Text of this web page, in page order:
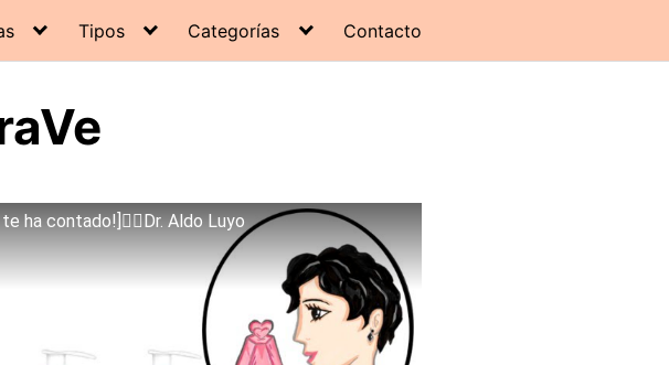
Tipos Categorías Contacto
ha contado!]✍🏼Dr. Aldo Luyo